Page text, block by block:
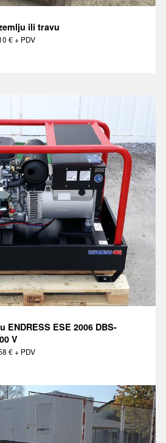
ili travu
€ + PDV
ENDRESS ESE 2006 DBS-
V
€ + PDV